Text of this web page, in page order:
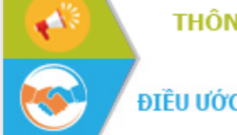
Đắk Lắk sơ kết 4 năm triển khai thực
hiện Đề án 06 của Chính phủ
Họp báo thông tin về Hội nghị Công bố
Quy hoạch và Xúc tiến đầu tư tỉnh Đắk
Lắk
Khơi thông điểm nghẽn, đẩy nhanh
giải ngân vốn khắc phục thiên tai